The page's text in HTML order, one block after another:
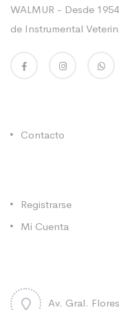
WALMUR - Desde
de Instrumental
Contacto
Registrarse
Mi Cuenta
Av. Gral.